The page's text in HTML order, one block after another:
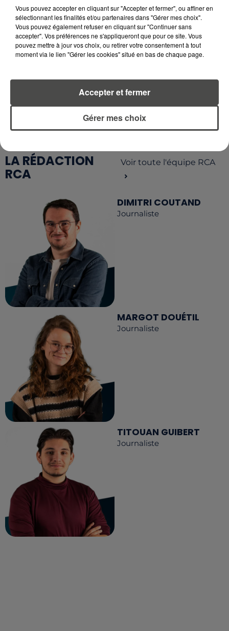
D'ARTIFICE DU...
RECEVEZ LES ALERTES INFOS DE LA RÉDACTION
EN TÉLÉCHARGEANT L'APPLICATION MOBILE
RCA
LA RÉDACTION
RCA
Voir toute l'équipe RCA
DIMITRI COUTAND
Journaliste
MARGOT DOUÉTIL
Journaliste
TITOUAN GUIBERT
Journaliste
Vous pouvez accepter en cliquant sur "Accepter et fermer", ou affiner en
sélectionnant les finalités et/ou partenaires dans "Gérer mes choix".
Vous pouvez également refuser en cliquant sur "Continuer sans
accepter". Vos préférences ne s'appliqueront que pour ce site. Vous
pouvez mettre à jour vos choix, ou retirer votre consentement à tout
moment via le lien "Gérer les cookies" situé en bas de chaque page.
Gérer mes choix
Accepter et fermer